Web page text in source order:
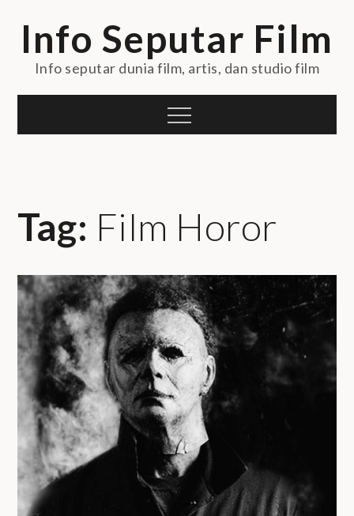
Info Seputar Film
Info seputar dunia film, artis, dan studio film
Menu
Tag: Film Horor